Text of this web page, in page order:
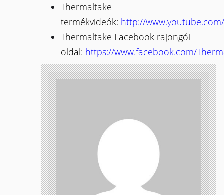
Thermaltake
termékvideók: http://
Thermaltake Facebook rajongói
oldal: https://www.facebook.com/